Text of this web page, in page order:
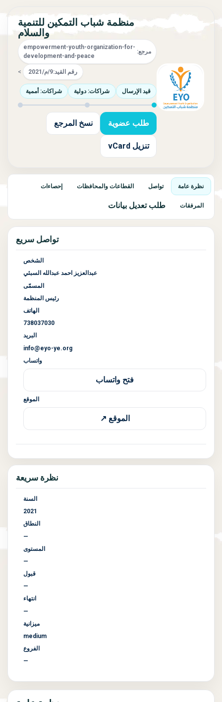
منظمة شباب التمكين للتنمية
والسلام
مرجع:
empowerment-youth-organization-for-
development-and-peace
رقم القيد:9/م/2021 >
قيد الإرسال شراكات: دولية شراكات: أممية
طلب عضوية نسخ المرجع
تنزيل vCard
نظرة عامة تواصل القطاعات والمحافظات إحصاءات
المرفقات طلب تعديل بيانات
تواصل سريع
الشخص
عبدالعزيز احمد عبدالله السبئي
المسمّى
رئيس المنظمة
الهاتف
738037030
البريد
info@eyo-ye.org
واتساب
فتح واتساب
الموقع
الموقع ↗
نظرة سريعة
السنة
2021
النطاق
—
المستوى
—
قبول
—
انتهاء
—
ميزانية
medium
الفروع
—